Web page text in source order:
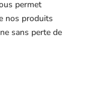
permet
nos produits
sans perte de